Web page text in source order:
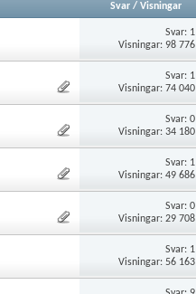
Svar/ Visningar
Svar: 1
Visningar: 98 776
Svar: 1
Visningar: 74 040
Svar:0
Visningar: 34 180
Svar: 1
Visningar: 49 686
Svar:0
Visningar: 29 708
Svar: 1
Visningar: 56 163